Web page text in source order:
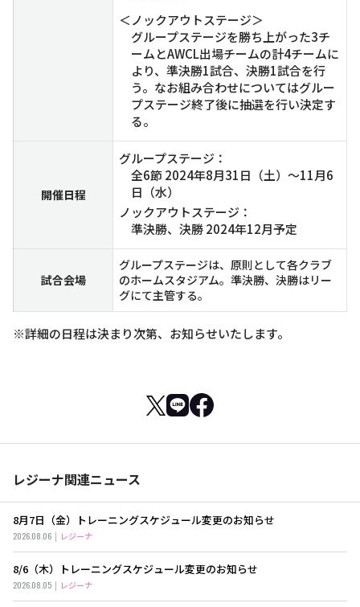
＜ノックアウトステージ＞
グループステージを勝ち上がった3チ
ームとAWCL出場チームの計4チームに
より、準決勝1試合、決勝1試合を行
う。なお組み合わせについてはグルー
プステージ終了後に抽選を行い決定す
る。
開催日程
グループステージ：
全6節 2024年8月31日（土）～11月6
日（水）
ノックアウトステージ：
準決勝、決勝 2024年12月予定
試合会場
グループステージは、原則として各クラブ
のホームスタジアム。準決勝、決勝はリー
グにて主管する。
※詳細の日程は決まり次第、お知らせいたします。
レジーナ関連ニュース
8月7日（金）トレーニングスケジュール変更のお知らせ
2026.08.06 レジーナ
8/6（木）トレーニングスケジュール変更のお知らせ
2026.08.05 レジーナ